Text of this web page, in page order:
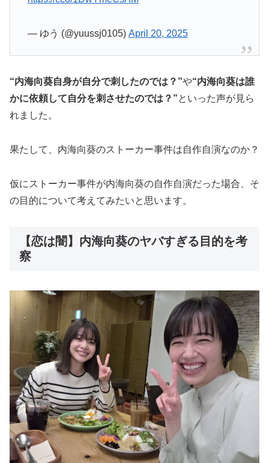
— ゆう (@yuussj0105) April 20, 2025
“内海向葵自身が自分で刺したのでは？”や“内海向葵は誰
かに依頼して自分を刺させたのでは？”といった声が見ら
れました。
果たして、内海向葵のストーカー事件は自作自演なのか？
仮にストーカー事件が内海向葵の自作自演だった場合、そ
の目的について考えてみたいと思います。
【恋は闇】内海向葵のヤバすぎる目的を考
察